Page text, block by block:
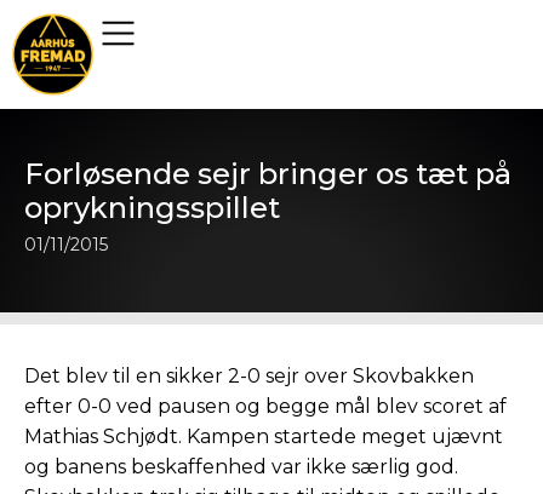
Forløsende sejr bringer os tæt på
oprykningsspillet
01/11/2015
Det blev til en sikker 2-0 sejr over Skovbakken
efter 0-0 ved pausen og begge mål blev scoret af
Mathias Schjødt. Kampen startede meget ujævnt
og banens beskaffenhed var ikke særlig god.